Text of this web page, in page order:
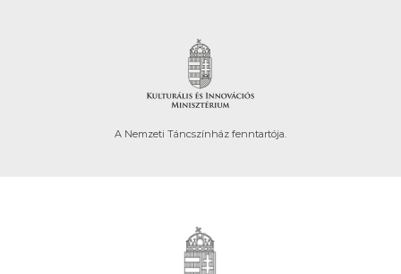
A Nemzeti Táncszínház fenntartója.